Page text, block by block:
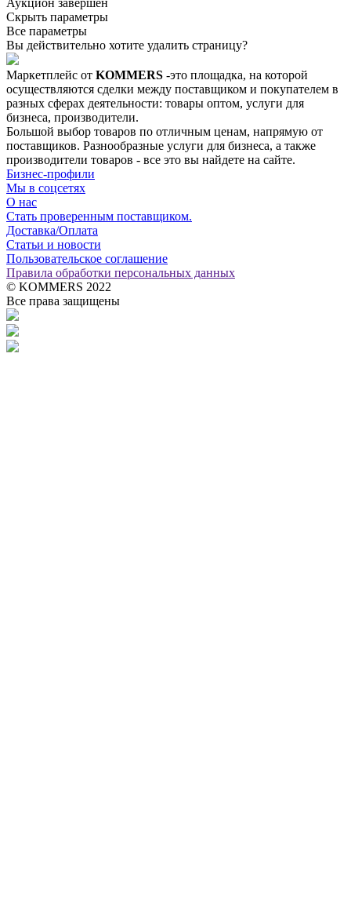
Аукцион завершен
Скрыть параметры
Все параметры
Вы действительно хотите удалить страницу?
Маркетплейс от KOMMERS -это площадка, на которой
осуществляются сделки между поставщиком и покупателем в
разных сферах деятельности: товары оптом, услуги для
бизнеса, производители.
Большой выбор товаров по отличным ценам, напрямую от
поставщиков. Разнообразные услуги для бизнеса, а также
производители товаров - все это вы найдете на сайте.
Бизнес-профили
Мы в соцсетях
О нас
Стать проверенным поставщиком.
Доставка/Оплата
Статьи и новости
Пользовательское соглашение
Правила обработки персональных данных
© KOMMERS 2022
Все права защищены